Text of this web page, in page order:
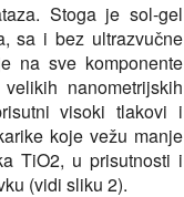
Stoga je sol-gel
sa i bez ultrazvučne
na sve komponente
nanometrijskih
visoki tlakovi i
koje vežu manje
TiO2, u prisutnosti i
(vidi sliku 2).